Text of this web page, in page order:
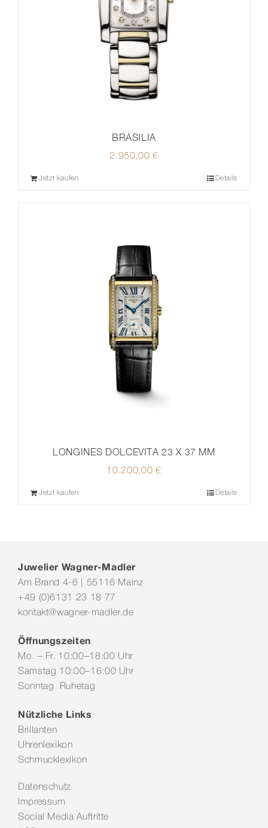
BRASILIA
2.950,00€
Jetzt kaufen Details
LONGINES DOLCEVITA 23 X 37 MM
10.200,00 €
Jetzt kaufen Details
Juwelier Wagner-Madler
Am Brand 4-6 | 55116 Mainz
+49 (0)6131 23 18 77
kontakt@wagner-madler.de
Öffnungszeiten
Mo. – Fr. 10:00–18:00 Uhr
Samstag 10:00–16:00 Uhr
Sonntag Ruhetag
Nützliche Links
Brillanten
Uhrenlexikon
Schmucklexikon
Datenschutz
Impressum
Social Media Auftritte